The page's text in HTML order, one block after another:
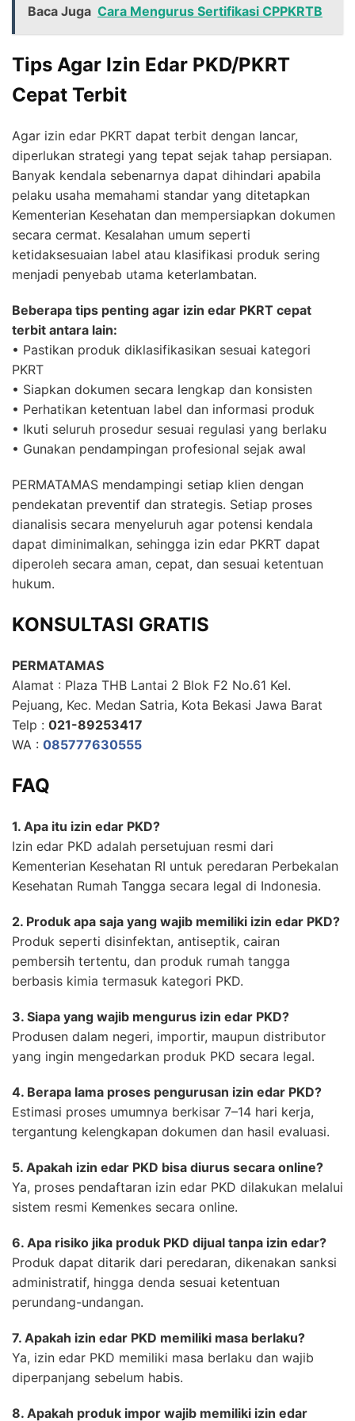
Baca Juga Cara Mengurus Sertifikasi CPPKRTB
Tips Agar Izin Edar PKD/PKRT
Cepat Terbit
Agar izin edar PKRT dapat terbit dengan lancar,
diperlukan strategi yang tepat sejak tahap persiapan.
Banyak kendala sebenarnya dapat dihindari apabila
pelaku usaha memahami standar yang ditetapkan
Kementerian Kesehatan dan mempersiapkan dokumen
secara cermat. Kesalahan umum seperti
ketidaksesuaian label atau klasifikasi produk sering
menjadi penyebab utama keterlambatan.
Beberapa tips penting agar izin edar PKRT cepat
terbit antara lain:
• Pastikan produk diklasifikasikan sesuai kategori
PKRT
• Siapkan dokumen secara lengkap dan konsisten
• Perhatikan ketentuan label dan informasi produk
• Ikuti seluruh prosedur sesuai regulasi yang berlaku
• Gunakan pendampingan profesional sejak awal
PERMATAMAS mendampingi setiap klien dengan
pendekatan preventif dan strategis. Setiap proses
dianalisis secara menyeluruh agar potensi kendala
dapat diminimalkan, sehingga izin edar PKRT dapat
diperoleh secara aman, cepat, dan sesuai ketentuan
hukum.
KONSULTASI GRATIS
PERMATAMAS
Alamat : Plaza THB Lantai 2 Blok F2 No.61 Kel.
Pejuang, Kec. Medan Satria, Kota Bekasi Jawa Barat
Telp : 021-89253417
WA : 085777630555
FAQ
1. Apa itu izin edar PKD?
Izin edar PKD adalah persetujuan resmi dari
Kementerian Kesehatan RI untuk peredaran Perbekalan
Kesehatan Rumah Tangga secara legal di Indonesia.
2. Produk apa saja yang wajib memiliki izin edar PKD?
Produk seperti disinfektan, antiseptik, cairan
pembersih tertentu, dan produk rumah tangga
berbasis kimia termasuk kategori PKD.
3. Siapa yang wajib mengurus izin edar PKD?
Produsen dalam negeri, importir, maupun distributor
yang ingin mengedarkan produk PKD secara legal.
4. Berapa lama proses pengurusan izin edar PKD?
Estimasi proses umumnya berkisar 7–14 hari kerja,
tergantung kelengkapan dokumen dan hasil evaluasi.
5. Apakah izin edar PKD bisa diurus secara online?
Ya, proses pendaftaran izin edar PKD dilakukan melalui
sistem resmi Kemenkes secara online.
6. Apa risiko jika produk PKD dijual tanpa izin edar?
Produk dapat ditarik dari peredaran, dikenakan sanksi
administratif, hingga denda sesuai ketentuan
perundang-undangan.
7. Apakah izin edar PKD memiliki masa berlaku?
Ya, izin edar PKD memiliki masa berlaku dan wajib
diperpanjang sebelum habis.
8. Apakah produk impor wajib memiliki izin edar